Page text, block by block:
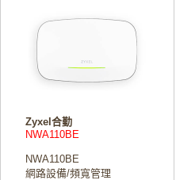
Zyxel合勤
NWA110BE
NWA110BE
網路設備/頻寬管理